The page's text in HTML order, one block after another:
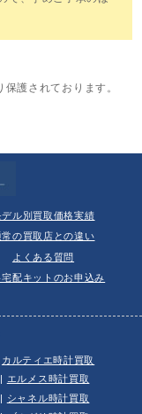
護されております。
デル別買取価格実績
常の買取店との違い
よくある質問
宅配キットのお申込み
カルティエ時計買取
エルメス時計買取
| シャネル時計買取